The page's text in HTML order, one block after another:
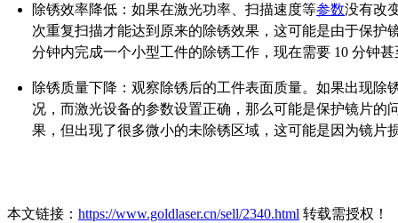
除锈效率降低 ：如果在激光功率、扫描速度等参数没有改
次重复扫描才能达到原来的除锈效果，这可能是由于保护
分钟内完成一个小型工件的除锈工作，现在需要 10 分钟
除锈质量下降 ：观察除锈后的工件表面质量。如果出现
况，而激光设备的参数设置正确，那么可能是保护镜片的
果，但出现了很多微小的未除锈区域，这可能是因为镜片
本文链接： https://www.goldlaser.cn/sell/2340.html 转载需授权！